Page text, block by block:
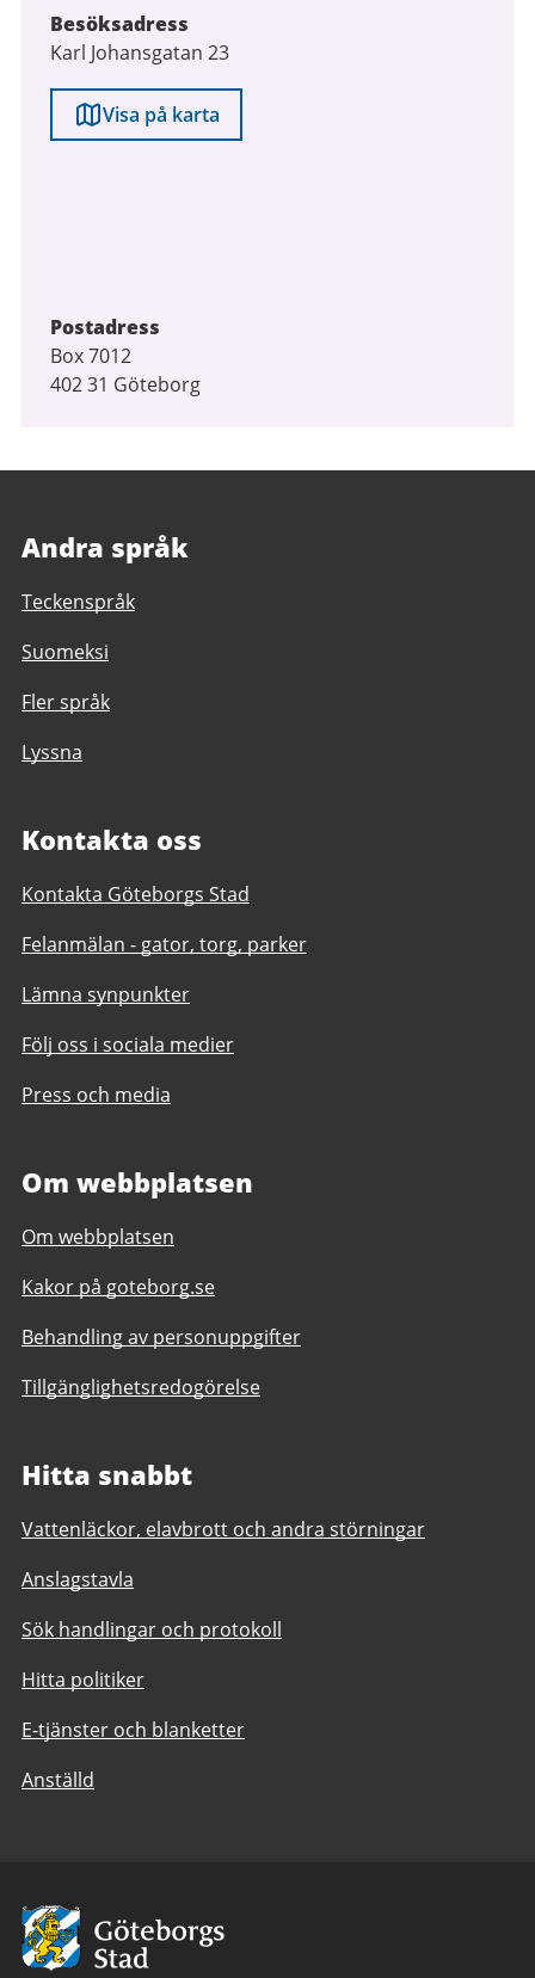
Besöksadress
Karl Johansgatan 23
Visa på karta
Postadress
Box 7012
402 31 Göteborg
Andra språk
Teckenspråk
Suomeksi
Fler språk
Lyssna
Kontakta oss
Kontakta Göteborgs Stad
Felanmälan - gator, torg, parker
Lämna synpunkter
Följ oss i sociala medier
Press och media
Om webbplatsen
Om webbplatsen
Kakor på goteborg.se
Behandling av personuppgifter
Tillgänglighetsredogörelse
Hitta snabbt
Vattenläckor, elavbrott och andra störningar
Anslagstavla
Sök handlingar och protokoll
Hitta politiker
E-tjänster och blanketter
Anställd
Avsändare:
Göteborgs